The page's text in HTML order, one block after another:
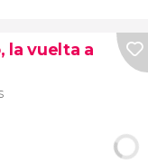
la vuelta a